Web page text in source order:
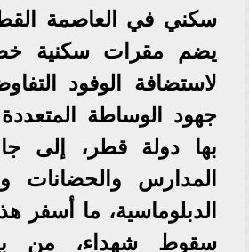
سكني في العاصمة
يضم مقرات سكنية
لاستضافة الوفود
جهود الوساطة
بها دولة قطر، إلى
المدارس والحضانات
الدبلوماسية، ما أسفر
سقوط شهداء، من